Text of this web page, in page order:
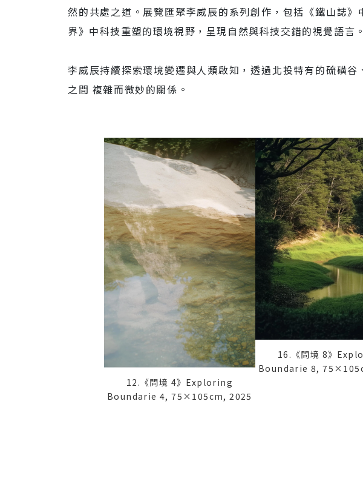
然的共處之道。展覽匯聚李威辰的系列創作，包括《鐵山誌
界》中科技重塑的環境視野，呈現自然與科技交錯的視覺語言。
李威辰持續探索環境變遷與人類啟知，透過北投特有的硫磺
之間 複雜而微妙的關係。
12.《問境 4》Exploring
Boundarie 4, 75×105cm, 2025
16.《問境 8》
Boundarie 8,